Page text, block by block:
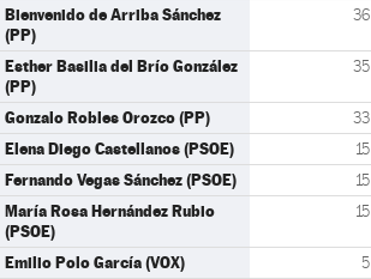
Bienvenido de Arriba Sánchez
(PP)
36
Esther Basilia del Brío González
(PP)
35
Gonzalo Robles Orozco (PP) 33
Elena Diego Castellanos (PSOE) 15
Fernando Vegas Sánchez (PSOE) 15
María Rosa Hernández Rubio
(PSOE)
15
Emilio Polo García (VOX) 5